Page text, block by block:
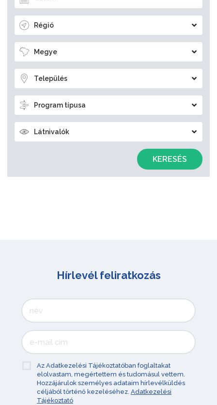
Régió
Megye
Település
Program típusa
Látnivalók
KERESÉS
Hírlevél feliratkozás
Az Adatkezelési Tájékoztatóban foglaltakat
elolvastam, megértettem és tudomásul vettem.
Hozzájárulok személyes adataim hírlevélküldés
céljából történő kezeléséhez. Adatkezelési
Tájékoztató